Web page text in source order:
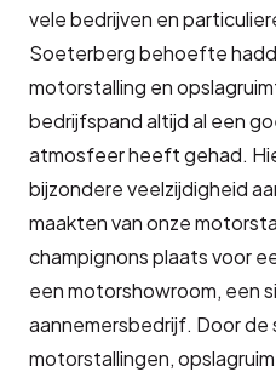
vele bedrijven en
Soeterberg behoefte
motorstalling en
bedrijfspand altijd al een
atmosfeer heeft gehad.
bijzondere veelzijdigheid
maakten van onze
champignons plaats voor
een motorshowroom, een
aannemersbedrijf. Door
motorstallingen,